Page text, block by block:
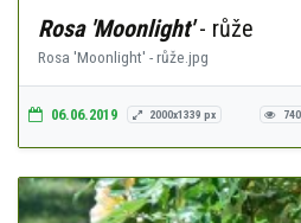
Rosa 'Moonlight'- růže
Rosa 'Moonlight' - růže.jpg
06.06.2019 2000x1339 px 740